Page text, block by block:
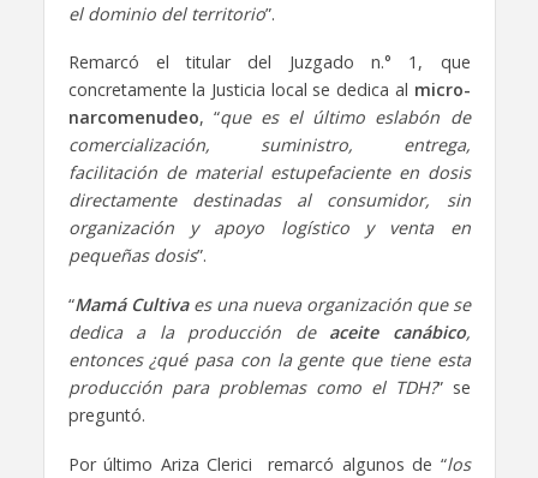
el dominio del territorio”.
Remarcó el titular del Juzgado n.° 1, que
concretamente la Justicia local se dedica al micro-
narcomenudeo, “que es el último eslabón de
comercialización, suministro, entrega,
facilitación de material estupefaciente en dosis
directamente destinadas al consumidor, sin
organización y apoyo logístico y venta en
pequeñas dosis”.
“Mamá Cultivaes una nueva organización que se
dedica a la producción de aceite canábico,
entonces ¿qué pasa con la gente que tiene esta
producción para problemas como el TDH?” se
preguntó.
Por último Ariza Clerici remarcó algunos de “los